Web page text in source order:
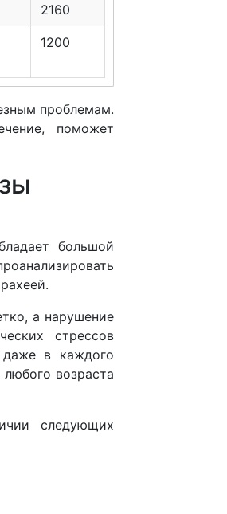
2160
1200
проблемам.
поможет
большой
а нарушение
стрессов
даже в каждого
возраста
следующих